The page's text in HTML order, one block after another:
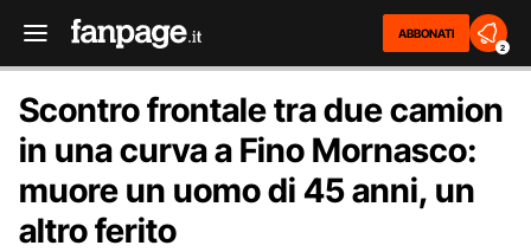
ABBONATI
2
Scontro frontale tra due camion
in una curva a Fino Mornasco:
muore un uomo di 45 anni, un
altro ferito